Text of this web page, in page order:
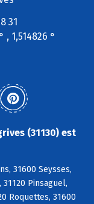
31
, 1,514826 °
(31130) est
31600 Seysses,
Pinsaguel,
Roquettes, 31600